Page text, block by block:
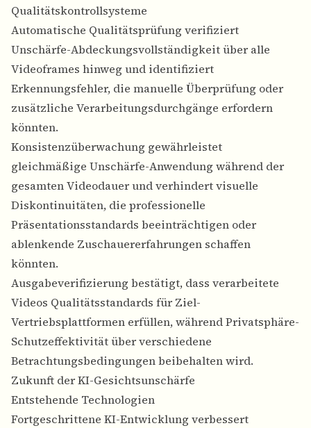
Qualitätskontrollsysteme
Automatische Qualitätsprüfung verifiziert
Unschärfe-Abdeckungsvollständigkeit über alle
Videoframes hinweg und identifiziert
Erkennungsfehler, die manuelle Überprüfung oder
zusätzliche Verarbeitungsdurchgänge erfordern
könnten.
Konsistenzüberwachung gewährleistet
gleichmäßige Unschärfe-Anwendung während der
gesamten Videodauer und verhindert visuelle
Diskontinuitäten, die professionelle
Präsentationsstandards beeinträchtigen oder
ablenkende Zuschauererfahrungen schaffen
könnten.
Ausgabeverifizierung bestätigt, dass verarbeitete
Videos Qualitätsstandards für Ziel-
Vertriebsplattformen erfüllen, während Privatsphäre-
Schutzeffektivität über verschiedene
Betrachtungsbedingungen beibehalten wird.
Zukunft der KI-Gesichtsunschärfe
Entstehende Technologien
Fortgeschrittene KI-Entwicklung verbessert